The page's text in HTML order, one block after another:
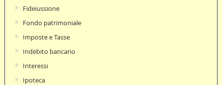
Fideiussione
Fondo patrimoniale
Imposte e Tasse
Indebito bancario
Interessi
Ipoteca